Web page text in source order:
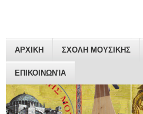
ΑΡΧΙΚΗ ΣΧΟΛΗ ΜΟΥΣΙΚΗΣ
ΕΠΙΚΟΙΝΩΝΊΑ